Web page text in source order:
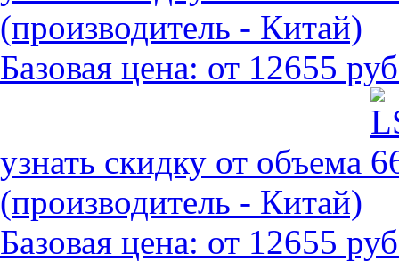
(производитель - Китай)
Базовая цена: от 12655
узнать скидку от объема
(производитель - Китай)
Базовая цена: от 12655